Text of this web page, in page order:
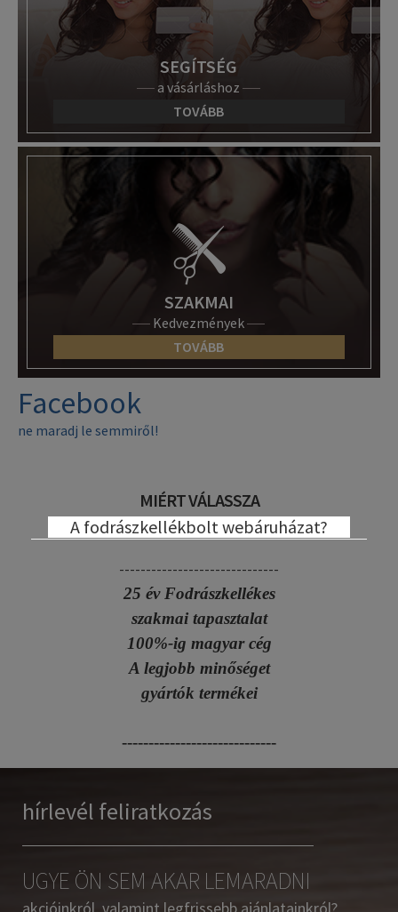
SEGÍTSÉG
a vásárláshoz
TOVÁBB
SZAKMAI
Kedvezmények
TOVÁBB
Facebook
ne maradj le semmiről!
MIÉRT VÁLASSZA
A fodrászkellékbolt webáruházat?
------------------------------
25 év Fodrászkellékes
szakmai tapasztalat
100%-ig magyar cég
A legjobb minőséget
gyártók termékei
-----------------------------
hírlevél feliratkozás
UGYE ÖN SEM AKAR LEMARADNI